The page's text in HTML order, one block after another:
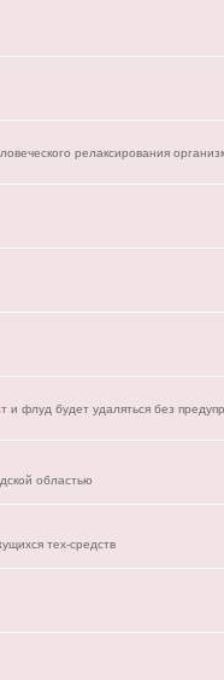
релаксирования
флуд будет удаляться без
областью
тех-средств